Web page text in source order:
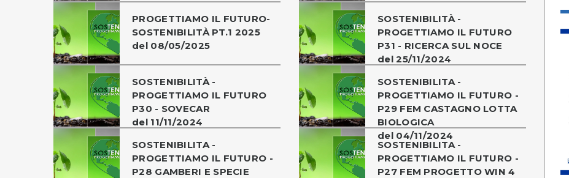
PROGETTIAMO IL FUTURO-
SOSTENIBILITÀ PT.1 2025
del 08/05/2025
SOSTENIBILITÀ -
PROGETTIAMO IL FUTURO
P31 - RICERCA SUL NOCE
del 25/11/2024
SOSTENIBILITÀ -
PROGETTIAMO IL FUTURO
P30 - SOVECAR
del 11/11/2024
SOSTENIBILITA -
PROGETTIAMO IL FUTURO -
P29 FEM CASTAGNO LOTTA
BIOLOGICA
del 04/11/2024
SOSTENIBILITA -
PROGETTIAMO IL FUTURO -
P28 GAMBERI E SPECIE
SOSTENIBILITA -
PROGETTIAMO IL FUTURO -
P27 FEM PROGETTO WIN 4